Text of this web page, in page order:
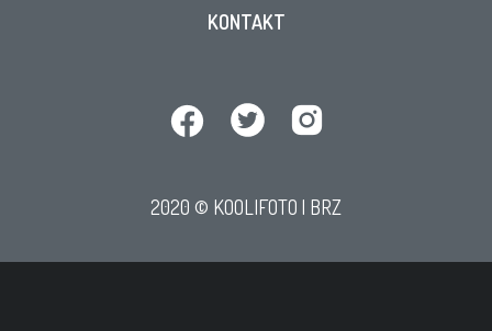
KONTAKT
2020 © KOOLIFOTO | BRZ